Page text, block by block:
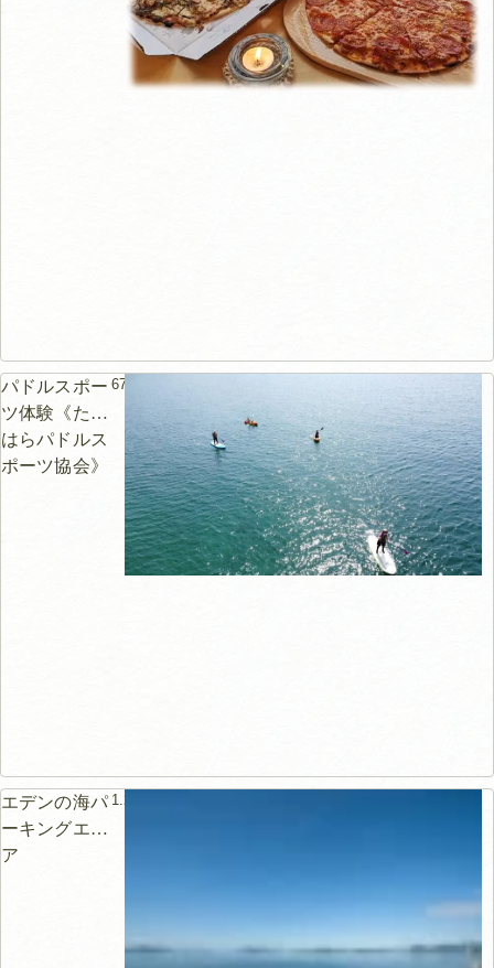
パドルスポー
ツ体験《たけ
はらパドルス
ポーツ協会》
672m
エデンの海パ
ーキングエリ
ア
1.2km